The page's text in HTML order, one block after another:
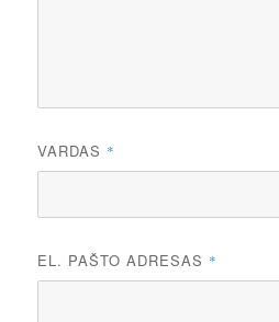
VARDAS *
EL. PAŠTO ADRESAS *